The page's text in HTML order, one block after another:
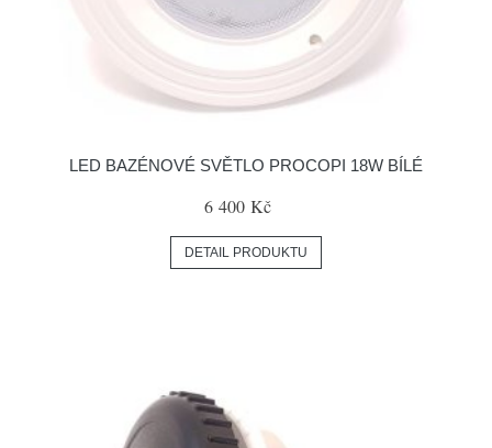
LED BAZÉNOVÉ SVĚTLO PROCOPI 18W BÍLÉ
6 400 Kč
DETAIL PRODUKTU